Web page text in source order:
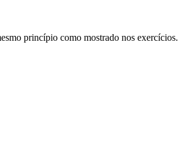
princípio como mostrado nos exercícios.